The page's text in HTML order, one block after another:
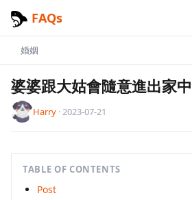
FAQs
婚姻
婆婆跟大姑會隨意進出家中
Harry ·2023-07-21
TABLE OF CONTENTS
Post